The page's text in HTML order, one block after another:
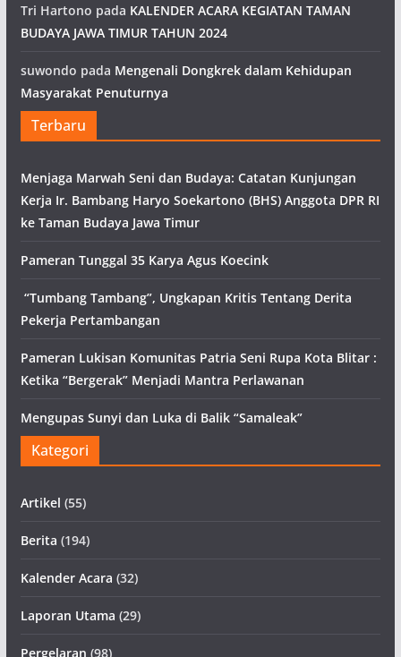
Tri Hartono pada KALENDER ACARA KEGIATAN TAMAN
BUDAYA JAWA TIMUR TAHUN 2024
suwondo pada Mengenali Dongkrek dalam Kehidupan
Masyarakat Penuturnya
Terbaru
Menjaga Marwah Seni dan Budaya: Catatan Kunjungan
Kerja Ir. Bambang Haryo Soekartono (BHS) Anggota DPR RI
ke Taman Budaya Jawa Timur
Pameran Tunggal 35 Karya Agus Koecink
“Tumbang Tambang”, Ungkapan Kritis Tentang Derita
Pekerja Pertambangan
Pameran Lukisan Komunitas Patria Seni Rupa Kota Blitar :
Ketika “Bergerak” Menjadi Mantra Perlawanan
Mengupas Sunyi dan Luka di Balik “Samaleak”
Kategori
Artikel (55)
Berita (194)
Kalender Acara (32)
Laporan Utama (29)
Pergelaran (98)